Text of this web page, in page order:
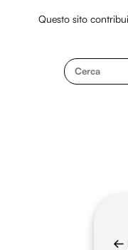
Questo sito
Cerca
←